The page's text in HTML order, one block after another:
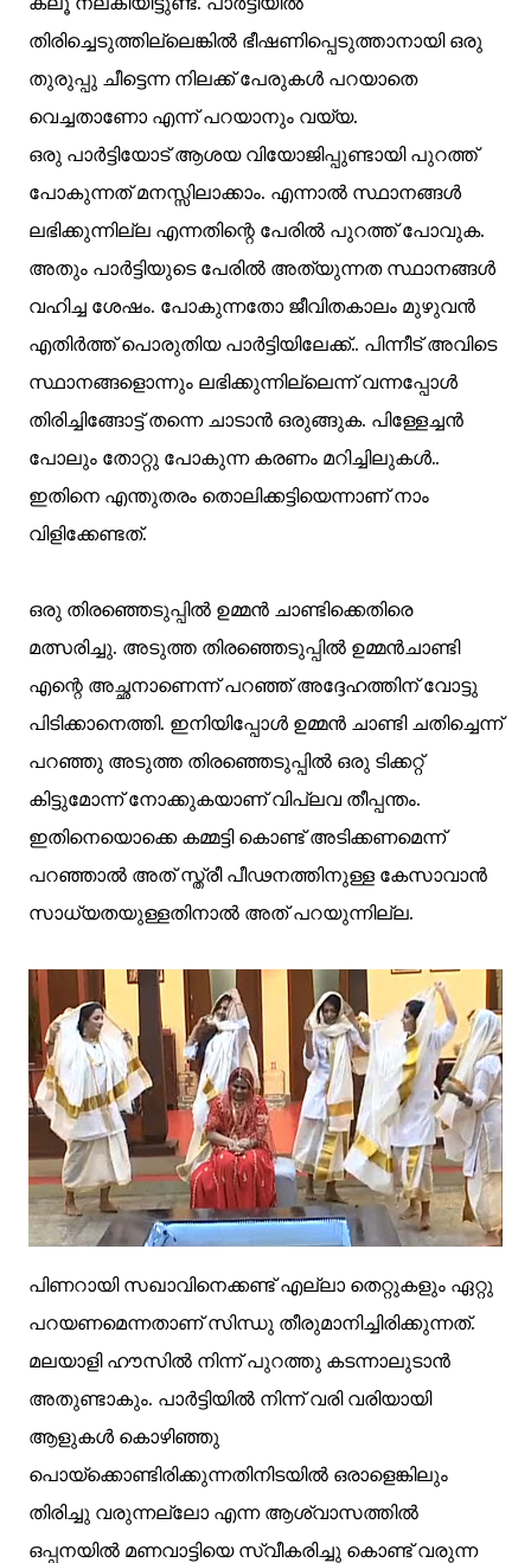
തിരിച്ചെടുത്തില്ലെങ്കിൽ ഭീഷണിപ്പെടുത്താനായി ഒരു
തുരുപ്പു ചീട്ടെന്ന നിലക്ക്പേരുകൾ പറയാതെ
വെച്ചതാണോ എന്ന് പറയാനും വയ്യ.
ഒരു പാർട്ടിയോട് ആശയ വിയോജിപ്പുണ്ടായി പുറത്ത്
പോകുന്നത് മനസ്സിലാക്കാം. എന്നാൽ സ്ഥാനങ്ങൾ
ലഭിക്കുന്നില്ല എന്നതിന്റെ പേരിൽ പുറത്ത് പോവുക.
അതും പാർട്ടിയുടെ പേരിൽ അത്യുന്നത സ്ഥാനങ്ങൾ
വഹിച്ച ശേഷം. പോകുന്നതോ ജീവിതകാലം മുഴുവൻ
എതിർത്ത് പൊരുതിയ പാർട്ടിയിലേക്ക്.. പിന്നീട് അവിടെ
സ്ഥാനങ്ങളൊന്നും ലഭിക്കുന്നില്ലെന്ന് വന്നപ്പോൾ
തിരിച്ചിങ്ങോട്ട് തന്നെ ചാടാൻ ഒരുങ്ങുക. പിള്ളേച്ചൻ
പോലും തോറ്റു പോകുന്ന കരണം മറിച്ചിലുകൾ..
ഇതിനെ എന്തുതരം തൊലിക്കട്ടിയെന്നാണ്നാം
വിളിക്കേണ്ടത്.
ഒരു തിരഞ്ഞെടുപ്പിൽ ഉമ്മൻ ചാണ്ടിക്കെതിരെ
മത്സരിച്ചു. അടുത്ത തിരഞ്ഞെടുപ്പിൽ ഉമ്മൻചാണ്ടി
എന്റെ അച്ഛനാണെന്ന് പറഞ്ഞ് അദ്ദേഹത്തിന് വോട്ടു
പിടിക്കാനെത്തി. ഇനിയിപ്പോൾ ഉമ്മൻ ചാണ്ടി ചതിച്ചെന്ന്
പറഞ്ഞു അടുത്ത തിരഞ്ഞെടുപ്പിൽ ഒരു ടിക്കറ്റ്
കിട്ടുമോന്ന് നോക്കുകയാണ് വിപ്ലവ തീപ്പന്തം.
ഇതിനെയൊക്കെ കമ്മട്ടി കൊണ്ട് അടിക്കണമെന്ന്
പറഞ്ഞാൽ അത് സ്ത്രീ പീഢനത്തിനുള്ള കേസാവാൻ
സാധ്യതയുള്ളതിനാൽ അത് പറയുന്നില്ല.
പിണറായി സഖാവിനെക്കണ്ട് എല്ലാ തെറ്റുകളും ഏറ്റു
പറയണമെന്നതാണ് സിന്ധു തീരുമാനിച്ചിരിക്കുന്നത്.
മലയാളി ഹൗസിൽ നിന്ന് പുറത്തു കടന്നാലുടാൻ
അതുണ്ടാകും. പാർട്ടിയിൽ നിന്ന് വരി വരിയായി
ആളുകൾ കൊഴിഞ്ഞു
പൊയ്ക്കൊണ്ടിരിക്കുന്നതിനിടയിൽ ഒരാളെങ്കിലും
തിരിച്ചു വരുന്നല്ലോ എന്ന ആശ്വാസത്തിൽ
ഒപ്പനയിൽ മണവാട്ടിയെ സ്വീകരിച്ചു കൊണ്ട് വരുന്ന